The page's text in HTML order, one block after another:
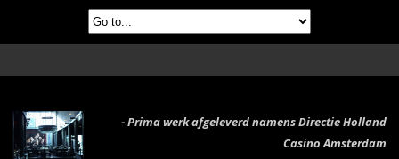
- Prima werk afgeleverd namens Directie Holland
Casino Amsterdam